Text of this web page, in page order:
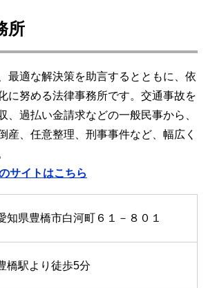
所
最適な解決策を助言するとともに、依
に努める法律事務所です。交通事故を
、過払い金請求などの一般民事から、
産、任意整理、刑事事件など、幅広く
サイトはこちら
知県豊橋市白河町６１－８０１
橋駅より徒歩5分